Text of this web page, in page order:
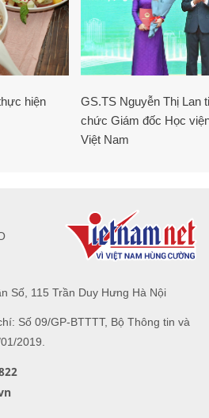
hiện
GS.TS Nguyễn Thị Lan
chức Giám đốc Học
Việt Nam
Số, 115 Trần Duy Hưng Hà Nội
Số 09/GP-BTTTT, Bộ Thông tin và
2019.